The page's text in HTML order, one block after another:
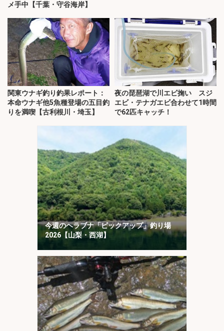
メ手中【千葉・守谷海岸】
関東ウナギ釣り釣果レポート：
本命ウナギ他5魚種登場の五目釣
りを満喫【古利根川・埼玉】
夜の琵琶湖で川エビ掬い スジ
エビ・テナガエビ合わせて1時間
で62匹キャッチ！
今週のヘラブナ「ピックアップ」釣り場
2026【山梨・西湖】